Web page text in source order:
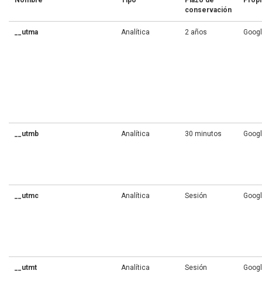
conservación
__utma Analítica 2 años
__utmb Analítica 30 minutos
__utmc Analítica Sesión
__utmt Analítica Sesión